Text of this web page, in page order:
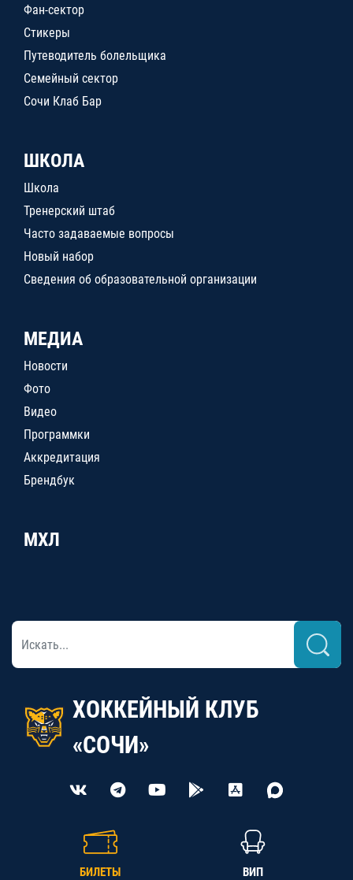
Фан-сектор
Стикеры
Путеводитель болельщика
Семейный сектор
Сочи Клаб Бар
ШКОЛА
Школа
Тренерский штаб
Часто задаваемые вопросы
Новый набор
Сведения об образовательной организации
МЕДИА
Новости
Фото
Видео
Программки
Аккредитация
Брендбук
МХЛ
ХОККЕЙНЫЙ КЛУБ
«СОЧИ»
БИЛЕТЫ ВИП